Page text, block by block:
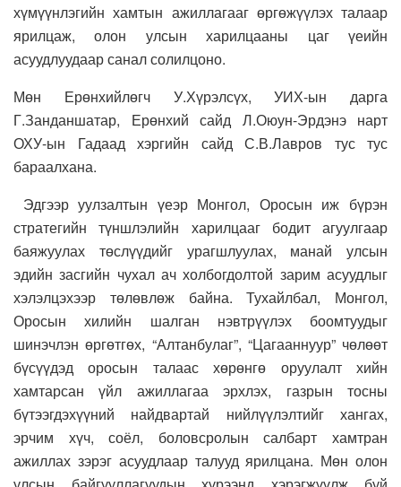
хүмүүнлэгийн хамтын ажиллагааг өргөжүүлэх талаар
ярилцаж, олон улсын харилцааны цаг үеийн
асуудлуудаар санал солилцоно.
Мөн Ерөнхийлөгч У.Хүрэлсүх, УИХ-ын дарга
Г.Занданшатар, Ерөнхий сайд Л.Оюун-Эрдэнэ нарт
ОХУ-ын Гадаад хэргийн сайд С.В.Лавров тус тус
бараалхана.
Эдгээр уулзалтын үеэр Монгол, Оросын иж бүрэн
стратегийн түншлэлийн харилцааг бодит агуулгаар
баяжуулах төслүүдийг урагшлуулах, манай улсын
эдийн засгийн чухал ач холбогдолтой зарим асуудлыг
хэлэлцэхээр төлөвлөж байна. Тухайлбал, Монгол,
Оросын хилийн шалган нэвтрүүлэх боомтуудыг
шинэчлэн өргөтгөх, “Алтанбулаг”, “Цагааннуур” чөлөөт
бүсүүдэд оросын талаас хөрөнгө оруулалт хийн
хамтарсан үйл ажиллагаа эрхлэх, газрын тосны
бүтээгдэхүүний найдвартай нийлүүлэлтийг хангах,
эрчим хүч, соёл, боловсролын салбарт хамтран
ажиллах зэрэг асуудлаар талууд ярилцана. Мөн олон